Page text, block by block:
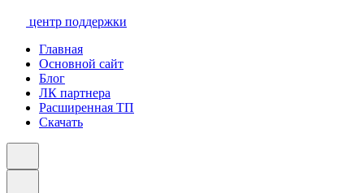
центр поддержки
Главная
Основной сайт
Блог
ЛК партнера
Расширенная ТП
Скачать